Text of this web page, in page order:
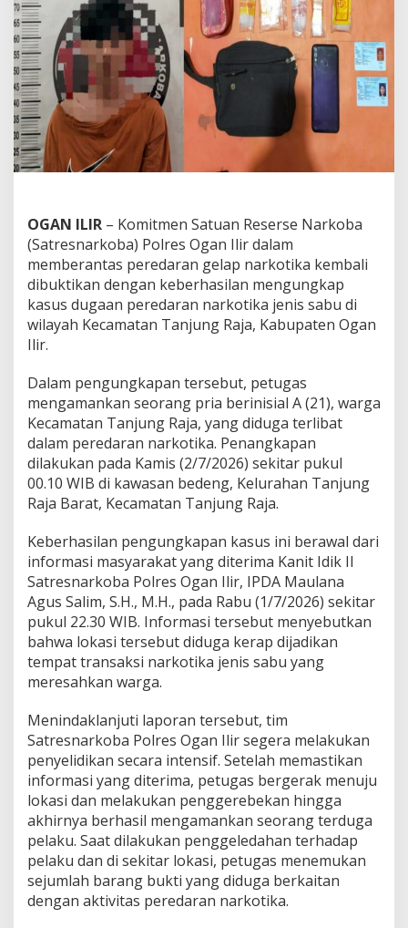
O
g
a
n
I
l
i
e
r
G
e
n
c
a
r
k
e
m
b
r
a
n
t
a
n
,
P
r
e
d
a
a
n
S
a
b
u
d
i
T
a
n
j
u
OGAN ILIR – Komitmen Satuan Reserse Narkoba
(Satresnarkoba) Polres Ogan Ilir dalam
memberantas peredaran gelap narkotika kembali
dibuktikan dengan keberhasilan mengungkap
kasus dugaan peredaran narkotika jenis sabu di
wilayah Kecamatan Tanjung Raja, Kabupaten Ogan
Ilir.
Dalam pengungkapan tersebut, petugas
mengamankan seorang pria berinisial A (21), warga
Kecamatan Tanjung Raja, yang diduga terlibat
dalam peredaran narkotika. Penangkapan
dilakukan pada Kamis (2/7/2026) sekitar pukul
00.10 WIB di kawasan bedeng, Kelurahan Tanjung
Raja Barat, Kecamatan Tanjung Raja.
Keberhasilan pengungkapan kasus ini berawal dari
informasi masyarakat yang diterima Kanit Idik II
Satresnarkoba Polres Ogan Ilir, IPDA Maulana
Agus Salim, S.H., M.H., pada Rabu (1/7/2026) sekitar
pukul 22.30 WIB. Informasi tersebut menyebutkan
bahwa lokasi tersebut diduga kerap dijadikan
tempat transaksi narkotika jenis sabu yang
meresahkan warga.
Menindaklanjuti laporan tersebut, tim
Satresnarkoba Polres Ogan Ilir segera melakukan
penyelidikan secara intensif. Setelah memastikan
informasi yang diterima, petugas bergerak menuju
lokasi dan melakukan penggerebekan hingga
akhirnya berhasil mengamankan seorang terduga
pelaku. Saat dilakukan penggeledahan terhadap
pelaku dan di sekitar lokasi, petugas menemukan
sejumlah barang bukti yang diduga berkaitan
dengan aktivitas peredaran narkotika.